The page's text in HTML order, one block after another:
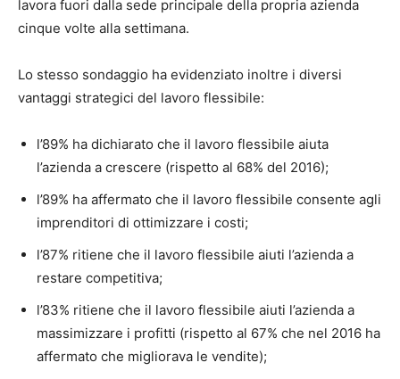
lavora fuori dalla sede principale della propria azienda
cinque volte alla settimana.
Lo stesso sondaggio ha evidenziato inoltre i diversi
vantaggi strategici del lavoro flessibile:
l’89% ha dichiarato che il lavoro flessibile aiuta
l’azienda a crescere (rispetto al 68% del 2016);
l’89% ha affermato che il lavoro flessibile consente agli
imprenditori di ottimizzare i costi;
l’87% ritiene che il lavoro flessibile aiuti l’azienda a
restare competitiva;
l’83% ritiene che il lavoro flessibile aiuti l’azienda a
massimizzare i profitti (rispetto al 67% che nel 2016 ha
affermato che migliorava le vendite);